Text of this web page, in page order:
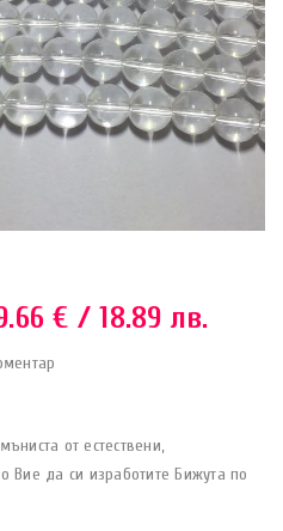
€ / 18.89 лв.
от естествени,
Вие да си изработите Бижута по